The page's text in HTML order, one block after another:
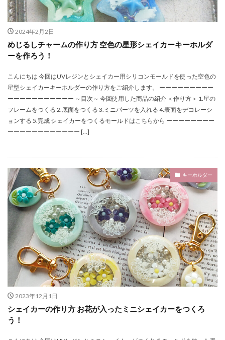
2024年2月2日
めじるしチャームの作り方 空色の星形シェイカーキーホルダ
ーを作ろう！
こんにちは 今回はUVレジンとシェイカー用シリコンモールドを使った空色の
星型シェイカーキーホルダーの作り方をご紹介します。 ーーーーーーーーー
ーーーーーーーーーーー ～目次～ 今回使用した商品の紹介 ＜作り方＞ 1.星の
フレームをつくる 2.底面をつくる 3.ミニパーツを入れる 4.表面をデコレーシ
ョンする 5.完成 シェイカーをつくるモールドはこちらから ーーーーーーーー
ーーーーーーーーーーーー […]
キーホルダー
2023年12月1日
シェイカーの作り方 お花が入ったミニシェイカーをつくろ
う！